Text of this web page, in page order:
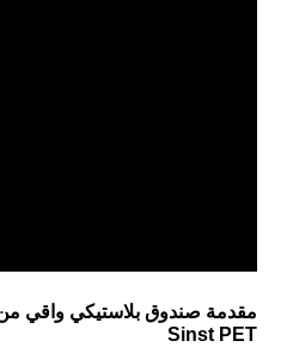
مقدمة صندوق بلاستيكي واقي
Sinst PET